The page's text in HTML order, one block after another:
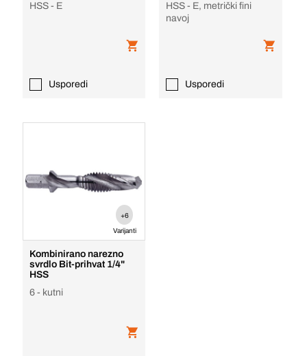
HSS - E
Usporedi
HSS - E, metrički fini
navoj
Usporedi
+6
Varijanti
Kombinirano narezno
svrdlo Bit-prihvat 1/4"
HSS
6 - kutni